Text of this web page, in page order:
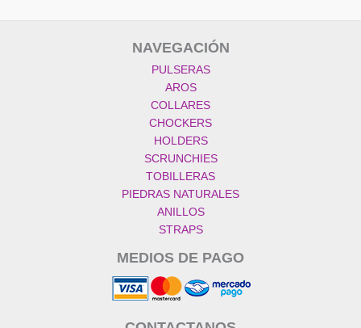
NAVEGACIÓN
PULSERAS
AROS
COLLARES
CHOCKERS
HOLDERS
SCRUNCHIES
TOBILLERAS
PIEDRAS NATURALES
ANILLOS
STRAPS
MEDIOS DE PAGO